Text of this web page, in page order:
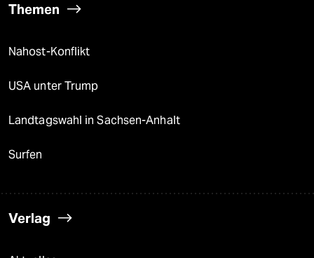
Themen
Nahost-Konflikt
USA unter Trump
Landtagswahl in Sachsen-Anhalt
Surfen
Verlag